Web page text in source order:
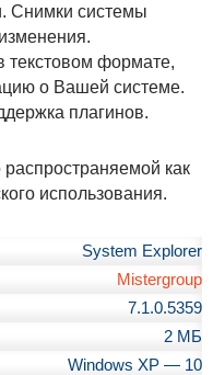
Снимки системы
текстовом формате,
о Вашей системе.
плагинов.
как
использования.
System Explorer
Mistergroup
7.1.0.5359
2 МБ
Windows XP — 10